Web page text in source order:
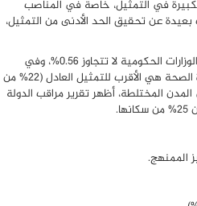
في التمثيل، خاصة في المناصب
بعيدة عن تحقيق الحد الأدنى من التمثيل،
في نيسان 2025، كشف مركز مساواة معطيات صادمة: نسبة العرب في المناصب الرفيعة في الوزارات الحكومية لا تتجاوز 0.56%، وفي
مفوضية خدمات الدولة 2% فقط، بينما تسجل وزارات وهيئات عديدة نسبًا بين 0% و9%. وزارة الصحة هي الأقرب للتمثيل العادل (22% من
رغم أن ثلث أطبائها عرب. في المدن المختلطة، أظهر تقرير مراقب الدولة
الممنهج.